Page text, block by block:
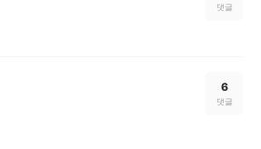
댓글
6
댓글